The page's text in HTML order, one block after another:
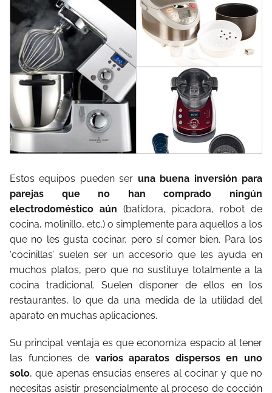
Estos equipos pueden ser una buena inversión para
parejas que no han comprado ningún
electrodoméstico aún (batidora, picadora, robot de
cocina, molinillo, etc.) o simplemente para aquellos a los
que no les gusta cocinar, pero sí comer bien. Para los
‘cocinillas’ suelen ser un accesorio que les ayuda en
muchos platos, pero que no sustituye totalmente a la
cocina tradicional. Suelen disponer de ellos en los
restaurantes, lo que da una medida de la utilidad del
aparato en muchas aplicaciones.
Su principal ventaja es que economiza espacio al tener
las funciones de varios aparatos dispersos en uno
solo, que apenas ensucias enseres al cocinar y que no
necesitas asistir presencialmente al proceso de cocción